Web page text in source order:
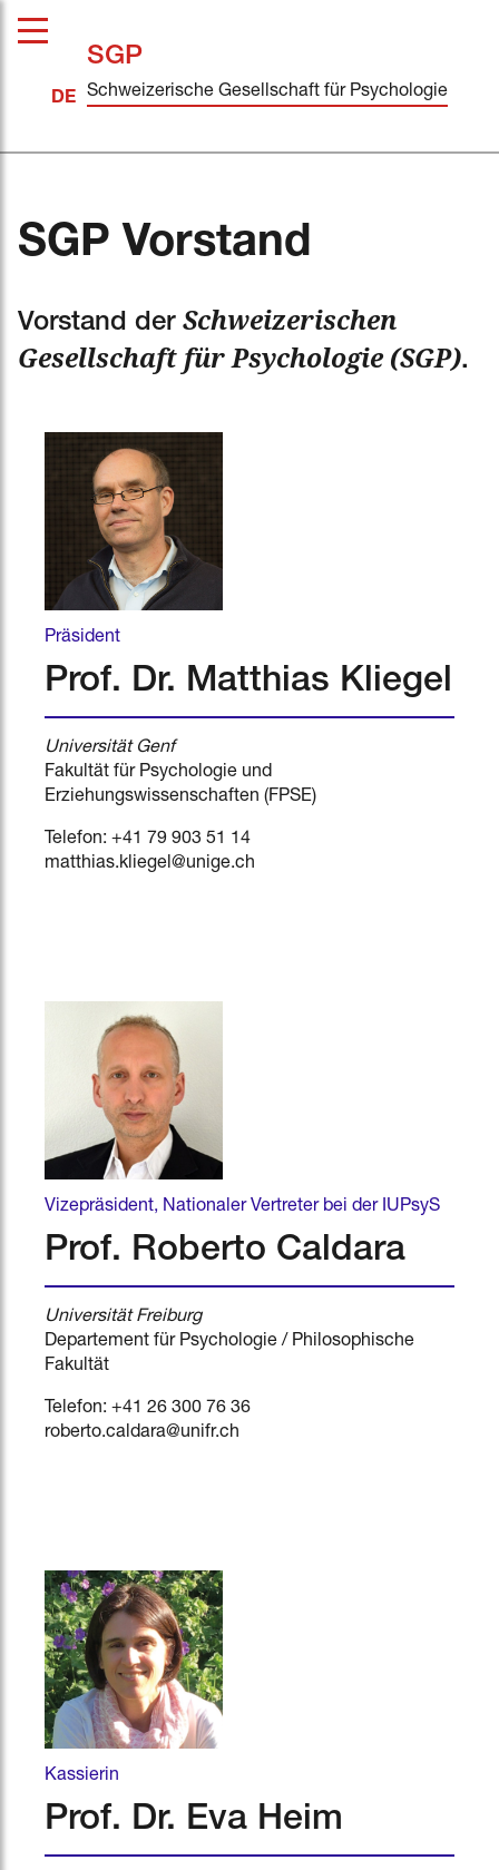
SGP
Schweizerische Gesellschaft für Psychologie
SGP Vorstand
Vorstand der Schweizerischen
Gesellschaft für Psychologie (SGP).
Präsident
Prof. Dr. Matthias Kliegel
Universität Genf
Fakultät für Psychologie und
Erziehungswissenschaften (FPSE)
Telefon: +41 79 903 51 14
matthias.kliegel@unige.ch
Vizepräsident, Nationaler Vertreter bei der IUPsyS
Prof. Roberto Caldara
Universität Freiburg
Departement für Psychologie / Philosophische
Fakultät
Telefon: +41 26 300 76 36
roberto.caldara@unifr.ch
Kassierin
Prof. Dr. Eva Heim